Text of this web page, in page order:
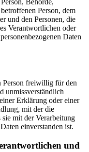
Person, dem
und den Personen, die
Verantwortlichen oder
Daten
Person freiwillig für den
unmissverständlich
Erklärung oder einer
mit der die
sie mit der Verarbeitung
einverstanden ist.
und